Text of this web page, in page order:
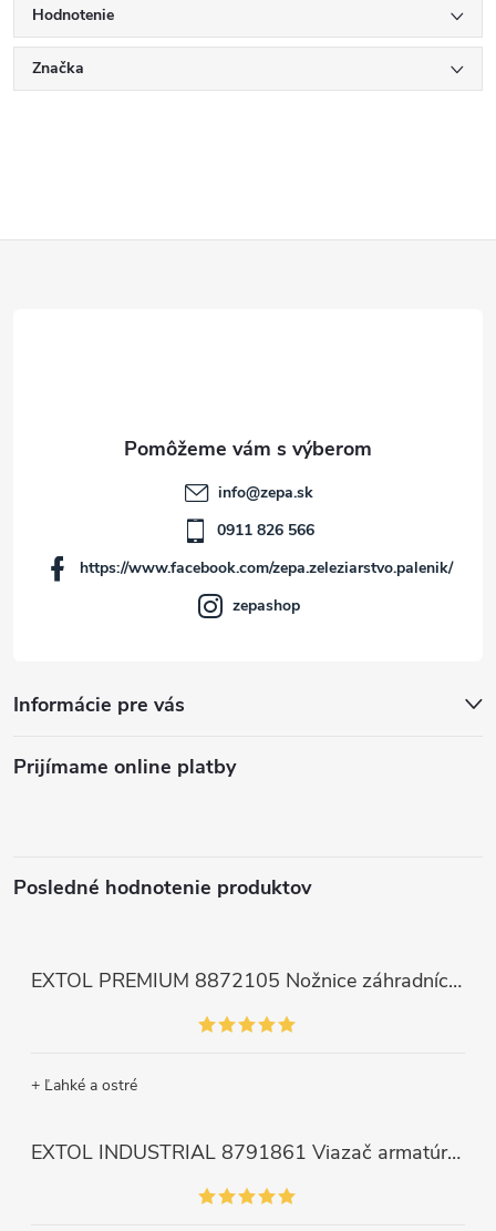
Hodnotenie
Značka
Informácie pre vás
info@zepa.sk
0911 826 566
https://www.facebook.com/zepa.zeleziarstvo.palenik/
zepashop
Prijímame online platby
Posledné hodnotenie produktov
EXTOL PREMIUM 8872105 Nožnice záhradnícke dlhé úzke, 200mm, max. prestrih Ø6mm
+ Ľahké a ostré
EXTOL INDUSTRIAL 8791861 Viazač armatúr aku Share20V, bez aku, drôt 0,8mm, oko 8-34mm, bezuhlíkový motor